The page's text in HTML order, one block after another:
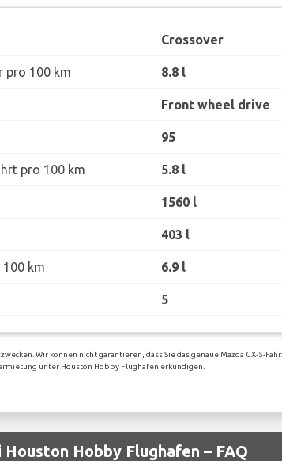
Crossover
pro 100 km 8.8 l
Front wheel drive
95
pro 100 km 5.8 l
1560 l
403 l
km 6.9 l
5
Wir können nicht garantieren, dass Sie das genaue Mazda CX-5-
unter Houston Hobby Flughafen erkundigen.
Hobby Flughafen – FAQ